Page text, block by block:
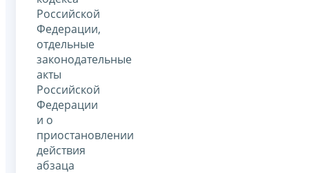
Российской
Федерации,
отдельные
законодательные
акты
Российской
Федерации
и о
приостановлении
действия
абзаца